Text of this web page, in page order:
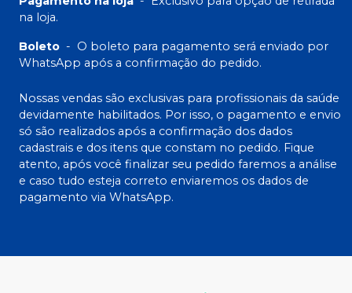
na loja.
Boleto - O boleto para pagamento será enviado por
WhatsApp após a confirmação do pedido.
Nossas vendas são exclusivas para profissionais da saúde
devidamente habilitados. Por isso, o pagamento e envio
só são realizados após a confirmação dos dados
cadastrais e dos itens que constam no pedido. Fique
atento, após você finalizar seu pedido faremos a análise
e caso tudo esteja correto enviaremos os dados de
pagamento via WhatsApp.